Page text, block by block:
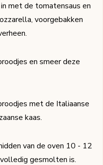
met de tomatensaus en
voorgebakken
en smeer deze
met de Italiaanse
kaas.
van de oven 10 - 12
gesmolten is.